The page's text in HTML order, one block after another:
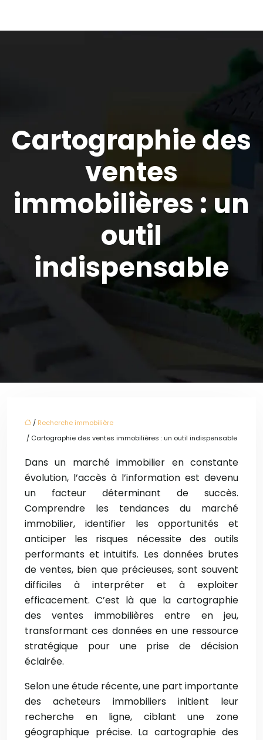
Cartographie des
ventes
immobilières : un
outil
indispensable
/ Recherche immobilière
/ Cartographie des ventes immobilières : un outil indispensable
Dans un marché immobilier en constante
évolution, l’accès à l’information est devenu
un facteur déterminant de succès.
Comprendre les tendances du marché
immobilier, identifier les opportunités et
anticiper les risques nécessite des outils
performants et intuitifs. Les données brutes
de ventes, bien que précieuses, sont souvent
difficiles à interpréter et à exploiter
efficacement. C’est là que la cartographie
des ventes immobilières entre en jeu,
transformant ces données en une ressource
stratégique pour une prise de décision
éclairée.
Selon une étude récente, une part importante
des acheteurs immobiliers initient leur
recherche en ligne, ciblant une zone
géographique précise. La cartographie des